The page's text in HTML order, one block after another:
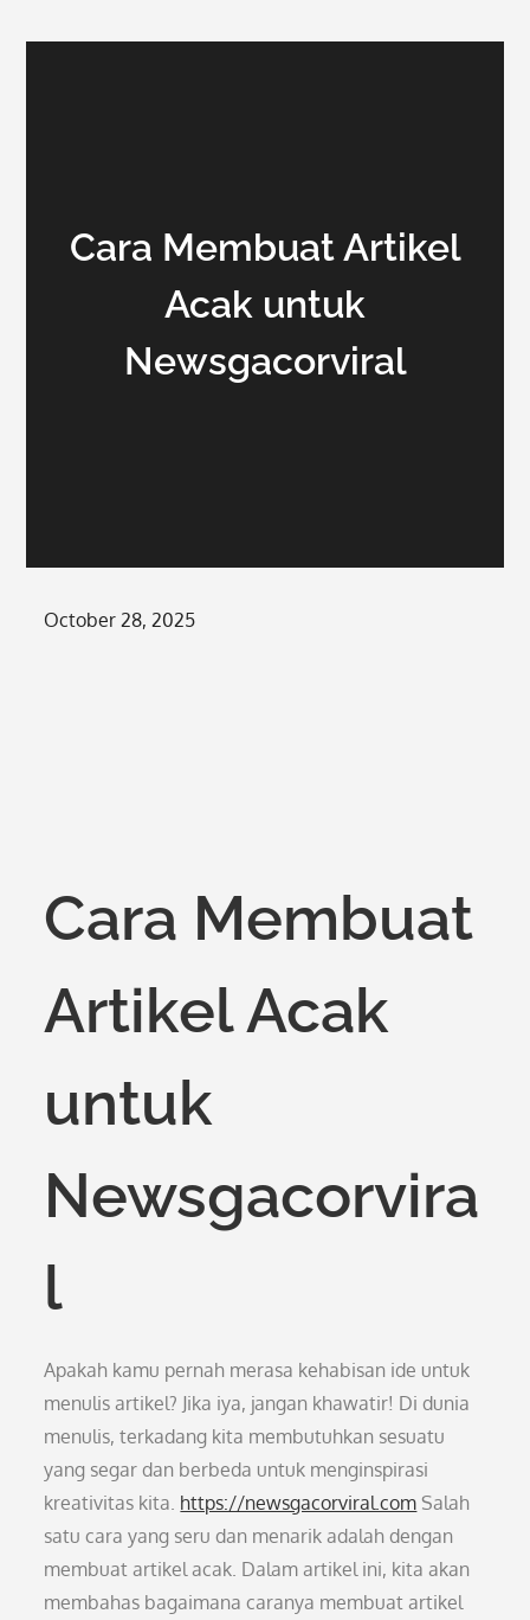
Cara Membuat Artikel
Acak untuk
Newsgacorviral
Posted
October 28, 2025
Cara Membuat
Artikel Acak
untuk
Newsgacorvira
l
Apakah kamu pernah merasa kehabisan ide untuk
menulis artikel? Jika iya, jangan khawatir! Di dunia
menulis, terkadang kita membutuhkan sesuatu
yang segar dan berbeda untuk menginspirasi
kreativitas kita. https://newsgacorviral.com Salah
satu cara yang seru dan menarik adalah dengan
membuat artikel acak. Dalam artikel ini, kita akan
membahas bagaimana caranya membuat artikel